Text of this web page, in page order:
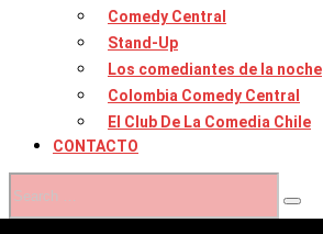
Comedy Central
Stand-Up
Los comediantes de la noche
Colombia Comedy Central
El Club De La Comedia Chile
CONTACTO